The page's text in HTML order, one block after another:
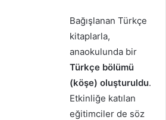
Bağışlanan Türkçe
kitaplarla,
anaokulunda bir
Türkçe bölümü
(köşe) oluşturuldu.
Etkinliğe katılan
eğitimciler de söz